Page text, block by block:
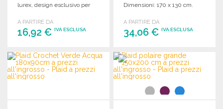
lurex, design esclusivo per
A PARTIRE DA
16,92 € IVA ESCLUSA
ORDINARE
Richiedi un preventivo
Dimensioni: 170 x 130 cm.
A PARTIRE DA
34,06 €IVA ESCLUSA
ORDINARE
Richiedi un preventivo